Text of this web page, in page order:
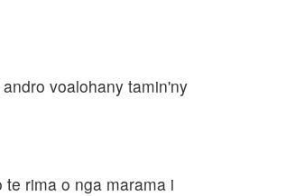
voalohany tamin'ny
rima o nga marama i